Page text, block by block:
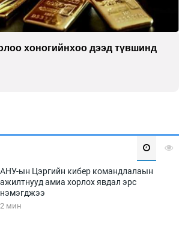
хоногийнхоо дээд түвшинд
АНУ-ын Цэргийн кибер командлалаын
ажилтнууд амиа хорлох явдал эрс
нэмэгджээ
2 мин